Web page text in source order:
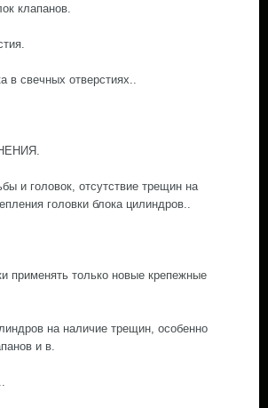
клапанов.
в свечных отверстиях..
и головок, отсутствие трещин на
головки блока цилиндров..
применять только новые крепежные
на наличие трещин, особенно
и в.